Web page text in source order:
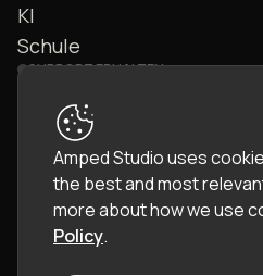
KI
Schule
SUPPORT ERHALTEN
Kontakt
Community
Handbuch
Amped Studio uses
the best and most
more about how we use
Policy.